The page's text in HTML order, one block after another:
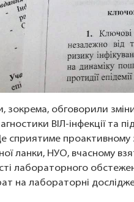
зокрема, обговорили
ВІЛ-інфекції та
сприятиме
ланки, НУО, вчасному
лабораторного
на лабораторні